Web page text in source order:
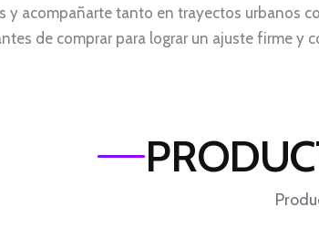
y acompañarte tanto en trayectos urbanos
de comprar para lograr un ajuste firme y